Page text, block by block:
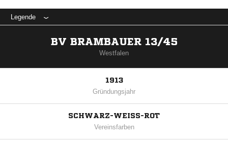
Legende
BV BRAMBAUER 13/45
Westfalen
1913
Gründungsjahr
SCHWARZ-WEISS-ROT
Vereinsfarben